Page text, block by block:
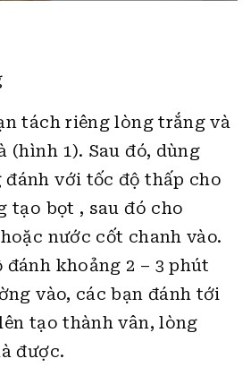
tách riêng lòng trắng và
(hình 1). Sau đó, dùng
với tốc độ thấp cho
tạo bọt , sau đó cho
nước cốt chanh vào.
đánh khoảng 2 – 3 phút
vào, các bạn đánh tới
tạo thành vân, lòng
được.